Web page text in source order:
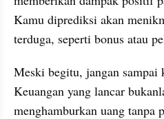
Kamu diprediksi akan
terduga, seperti bonus atau
Meski begitu, jangan
Keuangan yang lancar
menghamburkan uang tanpa